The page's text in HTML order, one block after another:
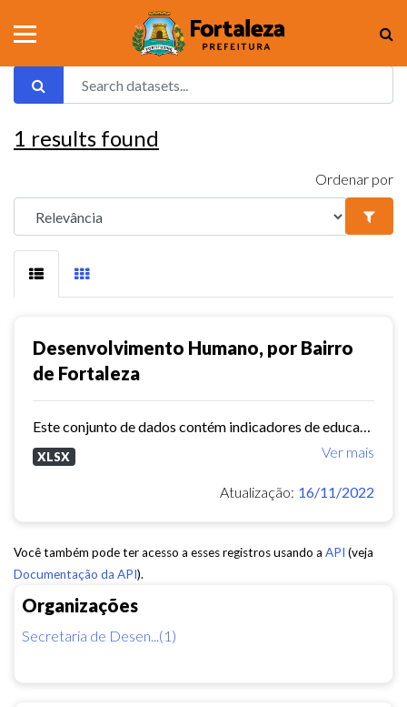
Organizações
Secretaria de Desen...(1)
1 results found
Ordenar por
Desenvolvimento Humano, por Bairro
de Fortaleza
Ver mais
XLSX
Atualização: 16/11/2022
Você também pode ter acesso a esses registros usando a API (veja
Documentação da API).